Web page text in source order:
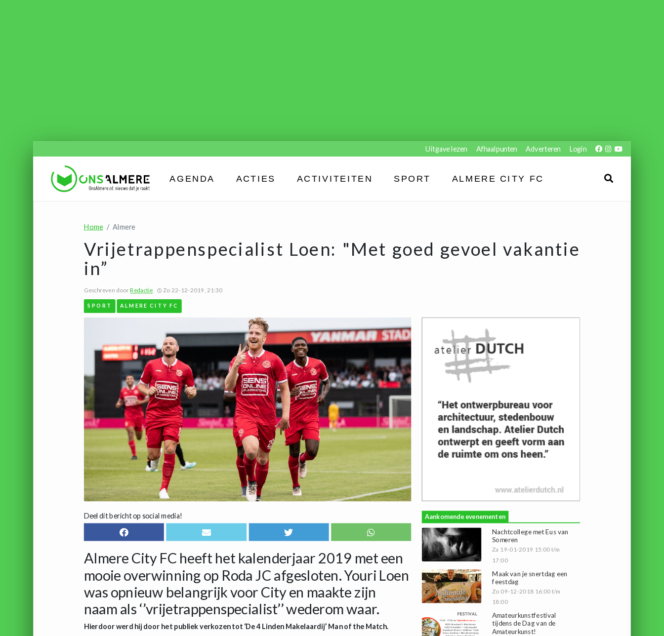
Uitgave lezen Afhaalpunten Adverteren Login
AGENDA ACTIES ACTIVITEITEN SPORT ALMERE CITY FC
Home Almere
Vrijetrappenspecialist Loen: "Met goed gevoel vakantie
in”
Geschreven doorRedactie Zo 22-12-2019, 21:30
SPORT ALMERE CITY FC
Deel dit bericht op social media!
Almere City FC heeft het kalenderjaar 2019 met een
mooie overwinning op Roda JC afgesloten. Youri Loen
was opnieuw belangrijk voor City en maakte zijn
naam als ‘’vrijetrappenspecialist’’ wederom waar.
Hierdoor werd hij door het publiek verkozen tot ‘De 4 Linden Makelaardij’ Man of the Match.
Aankomende evenementen
Nachtcollege met Eus van
Someren
Za 19-01-2019 15:00 t/m
17:00
Maak van je snertdag een
feestdag
Zo 09-12-2018 16:00 t/m
18:00
Amateurkunstfestival
tijdens de Dag van de
Amateurkunst!